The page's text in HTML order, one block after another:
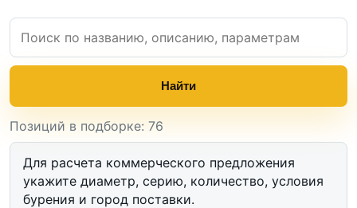
Найти
Позиций в подборке: 76
Для расчета коммерческого предложения
укажите диаметр, серию, количество, условия
бурения и город поставки.